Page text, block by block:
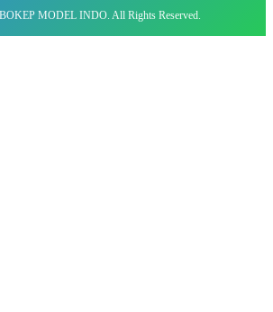
MODEL INDO. All Rights Reserved.